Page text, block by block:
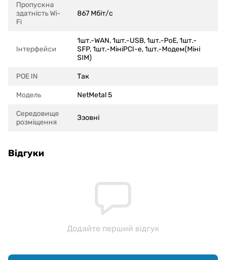
Пропускна
здатність Wi-
Fi
867 Мбіт/c
Інтерфейси
1шт.-WAN, 1шт.-USB, 1шт.-PoE, 1шт.-
SFP, 1шт.-МініPCI-e, 1шт.-Модем(Міні
SIM)
POE IN Так
Модель NetMetal 5
Середовище
розміщення
Ззовні
Відгуки
Додайте перший відгук